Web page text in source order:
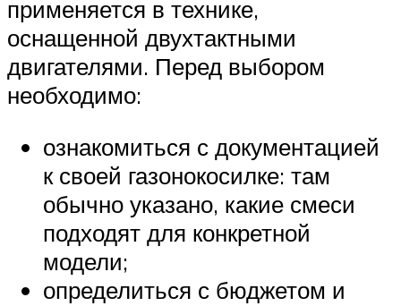
применяется в технике,
оснащенной двухтактными
двигателями. Перед выбором
необходимо:
ознакомиться с документацией
к своей газонокосилке: там
обычно указано, какие смеси
подходят для конкретной
модели;
определиться с бюджетом и